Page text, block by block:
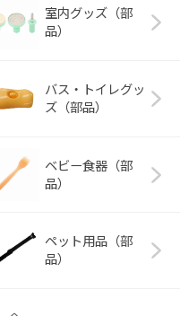
室内グッズ（部
品）
バス・トイレグッ
ズ（部品）
ベビー食器（部
品）
ペット用品（部
品）